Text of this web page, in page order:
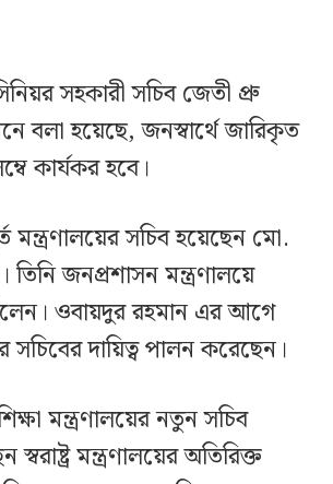
সহকারী সচিব জেতী প্রু
বলা হয়েছে, জনস্বার্থে জারিকৃত
কার্যকর হবে।
সচিব হয়েছেন মো.
জনপ্রশাসন মন্ত্রণালয়ে
ওবায়দুর রহমান এর আগে
সচিবের দায়িত্ব পালন করেছেন।
মন্ত্রণালয়ের নতুন সচিব
মন্ত্রণালয়ের অতিরিক্ত